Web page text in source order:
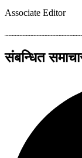
Associate Editor
संबन्धित